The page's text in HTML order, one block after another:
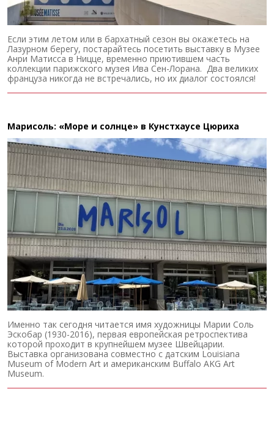
Если этим летом или в бархатный сезон вы окажетесь на
Лазурном берегу, постарайтесь посетить выставку в Музее
Анри Матисса в Ницце, временно приютившем часть
коллекции парижского музея Ива Сен-Лорана. Два великих
француза никогда не встречались, но их диалог состоялся!
Марисоль: «Море и солнце» в Кунстхаусе Цюриха
Именно так сегодня читается имя художницы Марии Соль
Эскобар (1930-2016), первая европейская ретроспектива
которой проходит в крупнейшем музее Швейцарии.
Выставка организована совместно с датским Louisiana
Museum of Modern Art и американским Buffalo AKG Art
Museum.